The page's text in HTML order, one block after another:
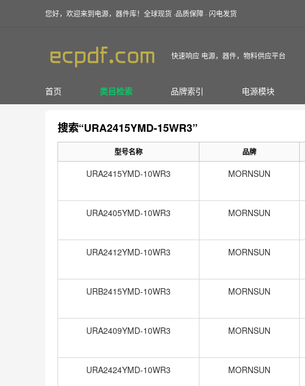
您好，欢迎来到电源，器件库！全球现货 ·品质保障 · 闪电发货
快速响应 电源，器件，物料供应平台
首页 类目检索 品牌索引 电源模块
搜索“URA2415YMD-15WR3”
型号名称 品牌
URA2415YMD-10WR3 MORNSUN
URA2405YMD-10WR3 MORNSUN
URA2412YMD-10WR3 MORNSUN
URB2415YMD-10WR3 MORNSUN
URA2409YMD-10WR3 MORNSUN
URA2424YMD-10WR3 MORNSUN